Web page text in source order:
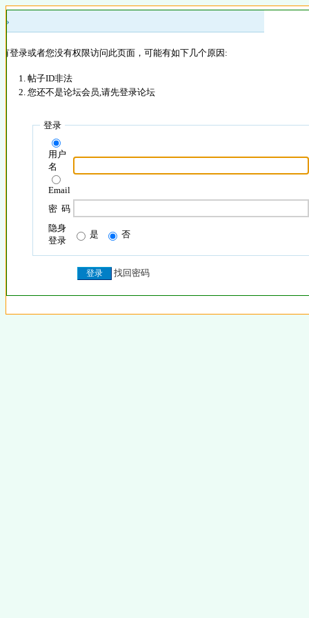
»
登录或者您没有权限访问此页面，可能有如下几个原因:
帖子ID非法
您还不是论坛会员,请先登录论坛
登录
用户
名
Email
密 码
隐身
登录
是 否
找回密码